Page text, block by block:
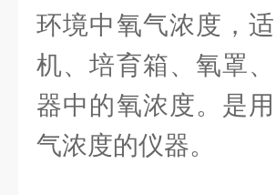
环境中氧气浓度，
机、培育箱、氧罩
器中的氧浓度。是
气浓度的仪器。